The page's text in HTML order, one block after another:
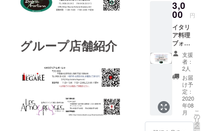
グループ店舗紹介
イクア
ウト券
を発送
させて
頂きま
す。 ＊
当店で
のピッ
ツァテ
イクア
ウト代
として
ご利用
いただ
けま
す。 ＊
3,0
00 円
イタリ
ア料理
ブォー
ナフォ
ル
トゥー
ナ
3,000
円 御
食事券
3,000円
の御食
事券を
支援
者：
2人
お届
け予
定：
2020
年08
月
こ
の
リ
タ
ー